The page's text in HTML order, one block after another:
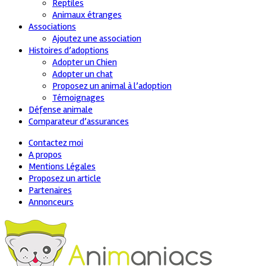
Reptiles
Animaux étranges
Associations
Ajoutez une association
Histoires d’adoptions
Adopter un Chien
Adopter un chat
Proposez un animal à l’adoption
Témoignages
Défense animale
Comparateur d’assurances
Contactez moi
A propos
Mentions Légales
Proposez un article
Partenaires
Annonceurs